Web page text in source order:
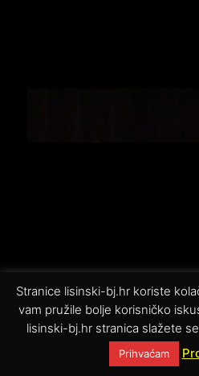
Stranice lisinski-bj.hr koriste
vam pružile bolje korisničko
lisinski-bj.hr stranica slažete
Prihvaćam